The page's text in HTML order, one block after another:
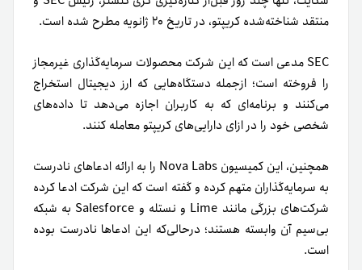
منتقد شناخته‌شده کریپتو، در تاریخ ۲۰ ژانویه مطرح شده است.
SEC مدعی است که این شرکت محصولات سرمایه‌گذاری غیرمجاز
را فروخته است؛ از‌جمله دستگاه‌هایی که ارز دیجیتال استخراج
می‌کنند و برنامه‌ای که به کاربران اجازه می‌دهد تا داده‌های
شخصی خود را در ازای دارایی‌های کریپتو معامله کنند.
همچنین، این کمیسیون Nova Labs را به ارائه ادعاهای نادرست
به سرمایه‌گذاران متهم کرده و گفته است که این شرکت ادعا کرده
شرکت‌های بزرگی مانند Lime و نستله و Salesforce به شبکه
بی‌سیم آن وابسته هستند؛ در‌حالی‌که این ادعاها نادرست بوده
است.